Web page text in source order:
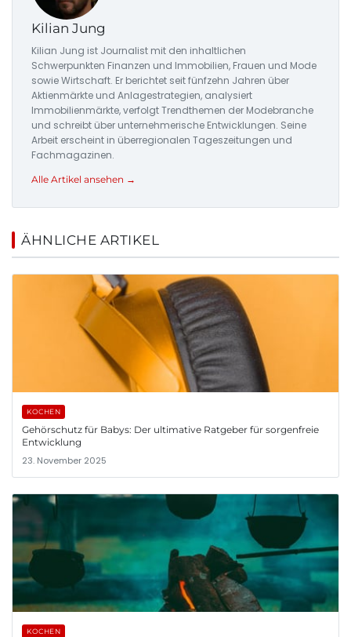
Kilian Jung
Kilian Jung ist Journalist mit den inhaltlichen
Schwerpunkten Finanzen und Immobilien, Frauen und Mode
sowie Wirtschaft. Er berichtet seit fünfzehn Jahren über
Aktienmärkte und Anlagestrategien, analysiert
Immobilienmärkte, verfolgt Trendthemen der Modebranche
und schreibt über unternehmerische Entwicklungen. Seine
Arbeit erscheint in überregionalen Tageszeitungen und
Fachmagazinen.
Alle Artikel ansehen →
ÄHNLICHE ARTIKEL
KOCHEN
Gehörschutz für Babys: Der ultimative Ratgeber für sorgenfreie
Entwicklung
23. November 2025
KOCHEN